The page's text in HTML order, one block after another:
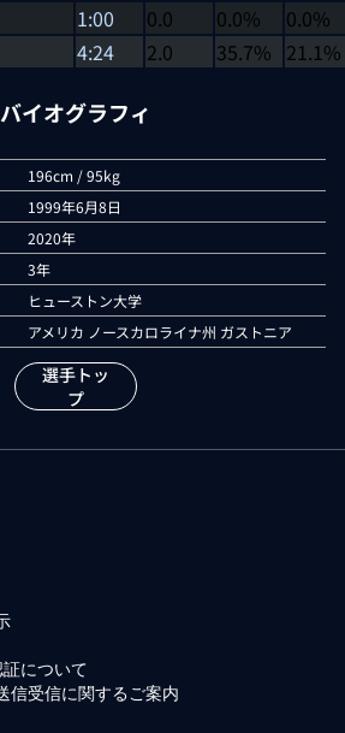
1:00 0.0 0.0%
0.0%
4:24 2.0 35.7% 21.1%
バイオグラフィ
196cm / 95kg
1999年6月8日
2020年
3年
ヒューストン大学
アメリカ ノースカロライナ州 ガストニア
選手トッ
プ
について
信受信に関するご案内